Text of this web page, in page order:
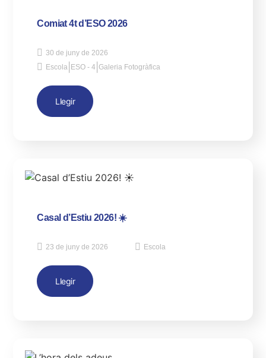
Comiat 4t d’ESO 2026
30 de juny de 2026
Escola ESO - 4 |Galeria Fotogràfica
Llegir
Casal d’Estiu 2026! ☀️
23 de juny de 2026 Escola
Llegir